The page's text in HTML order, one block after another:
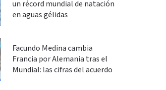
un récord mundial de natación
en aguas gélidas
Facundo Medina cambia
Francia por Alemania tras el
Mundial: las cifras del acuerdo